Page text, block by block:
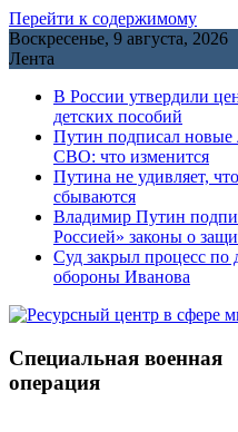
Перейти к содержимому
Воскресенье, 9 августа, 2026
Лента
В России утвердили
детских пособий
Путин подписал новые
СВО: что изменится
Путина не удивляет,
сбываются
Владимир Путин
Россией» законы о
Cуд закрыл процесс
обороны Иванова
Специальная военная
операция